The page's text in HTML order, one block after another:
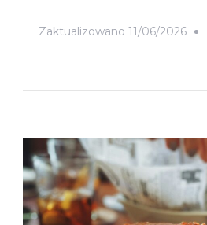
Zaktualizowano 11/06/2026